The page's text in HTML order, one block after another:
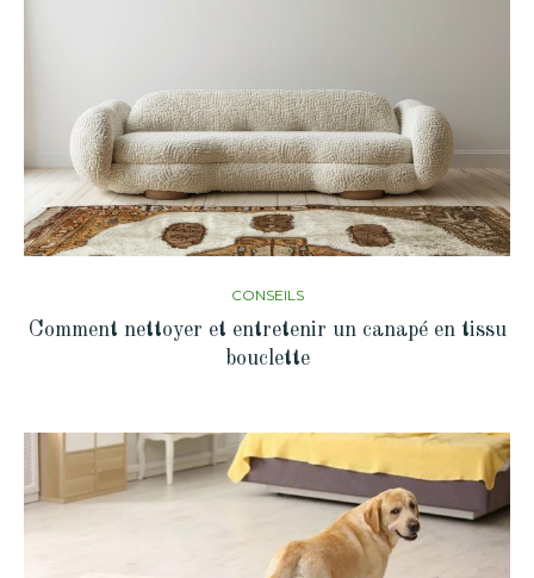
CONSEILS
Comment nettoyer et entretenir un canapé en tissu
bouclette